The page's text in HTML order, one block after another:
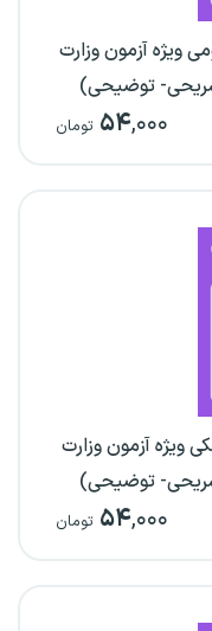
ویژه آزمون وزارت
توضیحی)
۵۴,۰۰۰ تومان
ویژه آزمون وزارت
توضیحی)
۵۴,۰۰۰ تومان